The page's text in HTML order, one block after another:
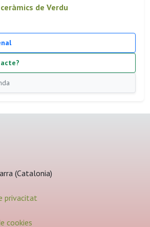
de Verdu
(Catalonia)
privacitat
cookies